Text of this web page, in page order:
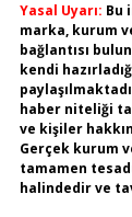
Yasal Uyarı: Bu
marka, kurum
bağlantısı
kendi
haber niteliği
ve kişiler
Gerçek kurum
tamamen
halindedir ve